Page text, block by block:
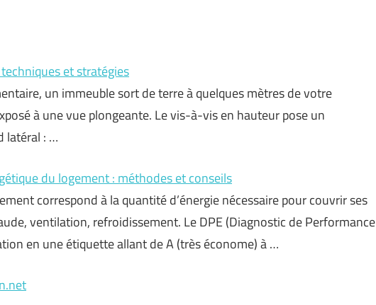
et stratégies
un immeuble sort de terre à quelques mètres de votre
à une vue plongeante. Le vis-à-vis en hauteur pose un
latéral : …
du logement : méthodes et conseils
correspond à la quantité d’énergie nécessaire pour couvrir ses
ventilation, refroidissement. Le DPE (Diagnostic de Performance
en une étiquette allant de A (très économe) à …